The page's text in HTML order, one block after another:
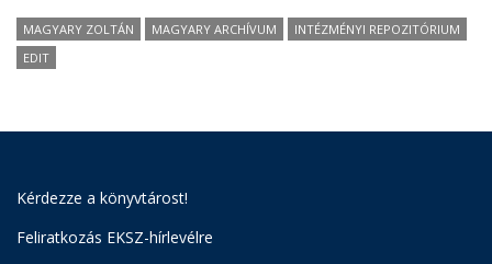
MAGYARY ZOLTÁN MAGYARY ARCHÍVUM
INTÉZMÉNYI REPOZITÓRIUM
EDIT
Kérdezze a könyvtárost!
Feliratkozás EKSZ-hírlevélre